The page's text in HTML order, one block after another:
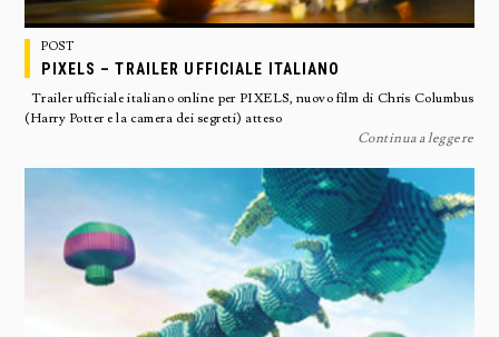
POST
PIXELS – TRAILER UFFICIALE ITALIANO
Trailer ufficiale italiano online per PIXELS, nuovo film di Chris Columbus
(Harry Potter e la camera dei segreti) atteso
Continua a leggere